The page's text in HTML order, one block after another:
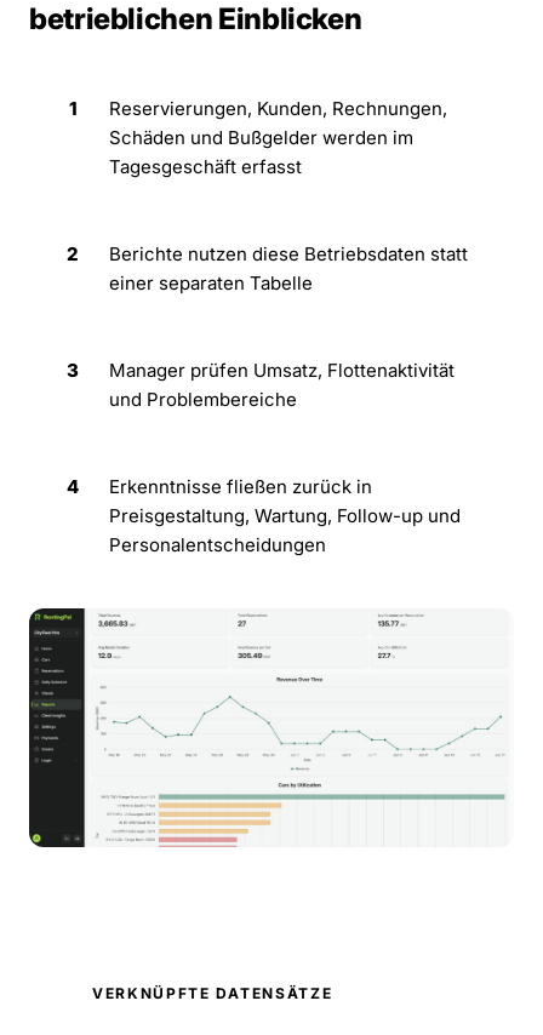
betrieblichen Einblicken
1
Reservierungen, Kunden, Rechnungen,
Schäden und Bußgelder werden im
Tagesgeschäft erfasst
2
Berichte nutzen diese Betriebsdaten statt
einer separaten Tabelle
3
Manager prüfen Umsatz, Flottenaktivität
und Problembereiche
4
Erkenntnisse fließen zurück in
Preisgestaltung, Wartung, Follow-up und
Personalentscheidungen
VERKNÜPFTE DATENSÄTZE